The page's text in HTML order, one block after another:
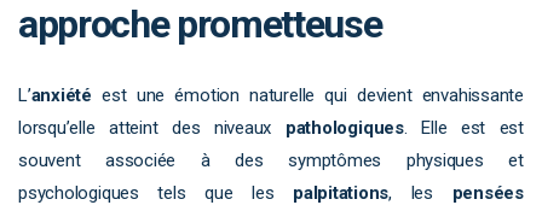
approche prometteuse
L’anxiétéest une émotion naturelle qui devient envahissante
lorsqu’elle atteint des niveaux pathologiques. Elle est est
souvent associée à des symptômes physiques et
psychologiques tels que les palpitations, les pensées